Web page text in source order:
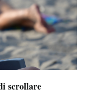
scrollare